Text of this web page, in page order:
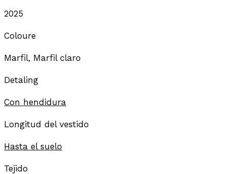
2025
Coloure
Marfil, Marfil claro
Detaling
Con hendidura
Longitud del vestido
Hasta el suelo
Tejido